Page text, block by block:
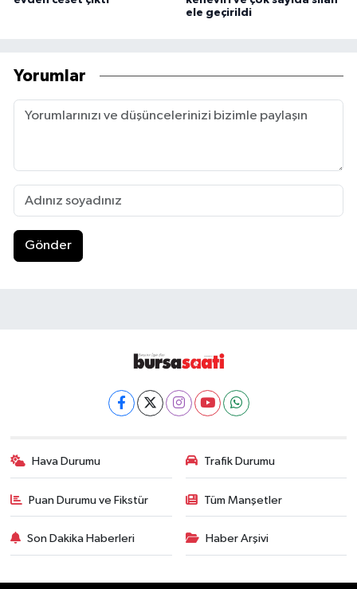
ele geçirildi
Yorumlar
Gönder
Hava Durumu Trafik Durumu
Puan Durumu ve Fikstür Tüm Manşetler
Son Dakika Haberleri Haber Arşivi